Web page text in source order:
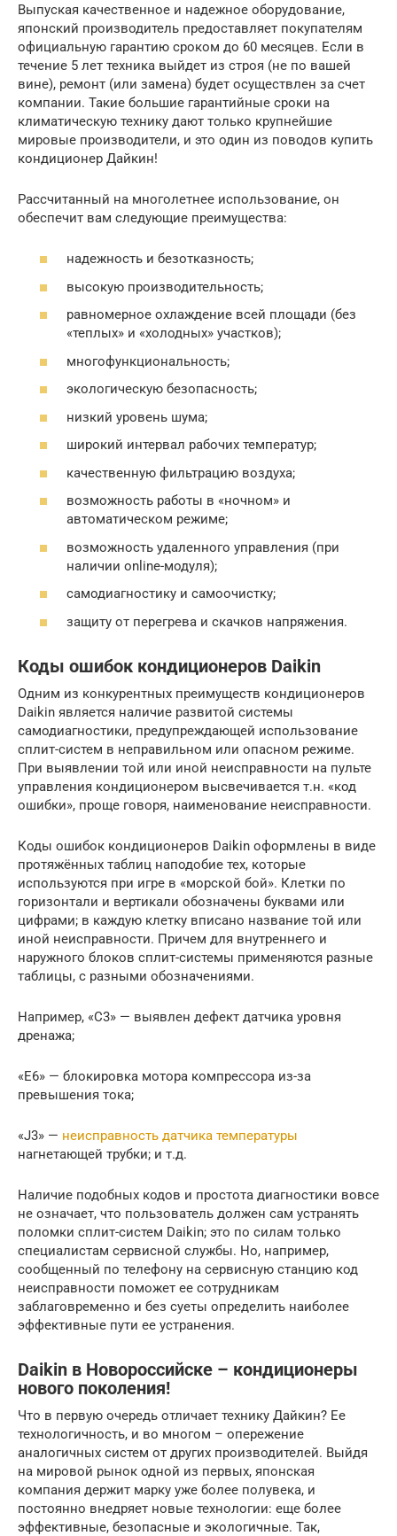
Выпуская качественное и надежное оборудование,
японский производитель предоставляет покупателям
официальную гарантию сроком до 60 месяцев. Если в
течение 5 лет техника выйдет из строя (не по вашей
вине), ремонт (или замена) будет осуществлен за счет
компании. Такие большие гарантийные сроки на
климатическую технику дают только крупнейшие
мировые производители, и это один из поводов купить
кондиционер Дайкин!
Рассчитанный на многолетнее использование, он
обеспечит вам следующие преимущества:
надежность и безотказность;
высокую производительность;
равномерное охлаждение всей площади (без
«теплых» и «холодных» участков);
многофункциональность;
экологическую безопасность;
низкий уровень шума;
широкий интервал рабочих температур;
качественную фильтрацию воздуха;
возможность работы в «ночном» и
автоматическом режиме;
возможность удаленного управления (при
наличии online-модуля);
самодиагностику и самоочистку;
защиту от перегрева и скачков напряжения.
Коды ошибок кондиционеров Daikin
Одним из конкурентных преимуществ кондиционеров
Daikin является наличие развитой системы
самодиагностики, предупреждающей использование
сплит-систем в неправильном или опасном режиме.
При выявлении той или иной неисправности на пульте
управления кондиционером высвечивается т.н. «код
ошибки», проще говоря, наименование неисправности.
Коды ошибок кондиционеров Daikin оформлены в виде
протяжённых таблиц наподобие тех, которые
используются при игре в «морской бой». Клетки по
горизонтали и вертикали обозначены буквами или
цифрами; в каждую клетку вписано название той или
иной неисправности. Причем для внутреннего и
наружного блоков сплит-системы применяются разные
таблицы, с разными обозначениями.
Например, «С3» — выявлен дефект датчика уровня
дренажа;
«Е6» — блокировка мотора компрессора из-за
превышения тока;
«J3» — неисправность датчика температуры
нагнетающей трубки; и т.д.
Наличие подобных кодов и простота диагностики вовсе
не означает, что пользователь должен сам устранять
поломки сплит-систем Daikin; это по силам только
специалистам сервисной службы. Но, например,
сообщенный по телефону на сервисную станцию код
неисправности поможет ее сотрудникам
заблаговременно и без суеты определить наиболее
эффективные пути ее устранения.
Daikin в Новороссийске – кондиционеры
нового поколения!
Что в первую очередь отличает технику Дайкин? Ее
технологичность, и во многом – опережение
аналогичных систем от других производителей. Выйдя
на мировой рынок одной из первых, японская
компания держит марку уже более полувека, и
постоянно внедряет новые технологии: еще более
эффективные, безопасные и экологичные. Так,